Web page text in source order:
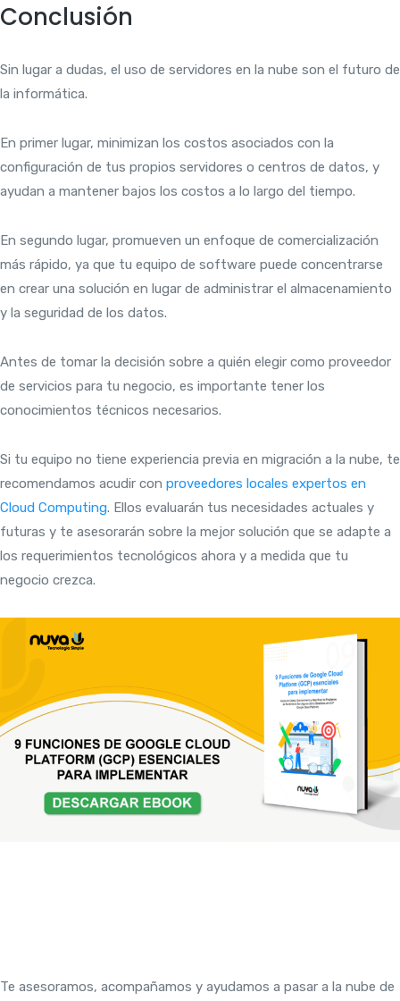
Conclusión
Sin lugar a dudas, el uso de servidores en la nube son el futuro de
la informática.
En primer lugar, minimizan los costos asociados con la
configuración de tus propios servidores o centros de datos, y
ayudan a mantener bajos los costos a lo largo del tiempo.
En segundo lugar, promueven un enfoque de comercialización
más rápido, ya que tu equipo de software puede concentrarse
en crear una solución en lugar de administrar el almacenamiento
y la seguridad de los datos.
Antes de tomar la decisión sobre a quién elegir como proveedor
de servicios para tu negocio, es importante tener los
conocimientos técnicos necesarios.
Si tu equipo no tiene experiencia previa en migración a la nube, te
recomendamos acudir con proveedores locales expertos en
Cloud Computing. Ellos evaluarán tus necesidades actuales y
futuras y te asesorarán sobre la mejor solución que se adapte a
los requerimientos tecnológicos ahora y a medida que tu
negocio crezca.
Te asesoramos, acompañamos y ayudamos a pasar a la nube de